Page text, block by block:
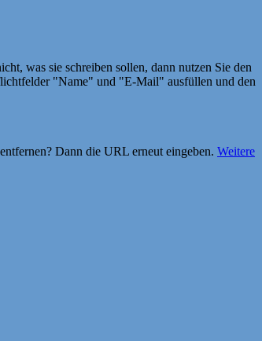
was sie schreiben sollen, dann nutzen Sie den
"Name" und "E-Mail" ausfüllen und den
Dann die URL erneut eingeben. Weitere